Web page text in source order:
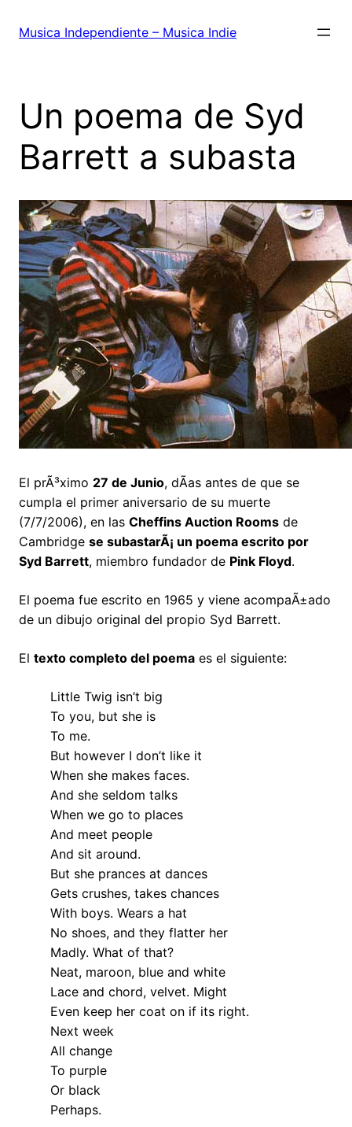
Musica Independiente – Musica Indie
Un poema de Syd
Barrett a subasta
El prÃ³ximo 27 de Junio, dÃ­as antes de que se
cumpla el primer aniversario de su muerte
(7/7/2006), en las Cheffins Auction Rooms de
Cambridge se subastarÃ¡ un poema escrito por
Syd Barrett, miembro fundador de Pink Floyd.
El poema fue escrito en 1965 y viene acompaÃ±ado
de un dibujo original del propio Syd Barrett.
El texto completo del poema es el siguiente:
Little Twig isn’t big
To you, but she is
To me.
But however I don’t like it
When she makes faces.
And she seldom talks
When we go to places
And meet people
And sit around.
But she prances at dances
Gets crushes, takes chances
With boys. Wears a hat
No shoes, and they flatter her
Madly. What of that?
Neat, maroon, blue and white
Lace and chord, velvet. Might
Even keep her coat on if its right.
Next week
All change
To purple
Or black
Perhaps.